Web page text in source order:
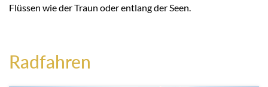
Flüssen wie der Traun oder entlang der Seen.
Radfahren